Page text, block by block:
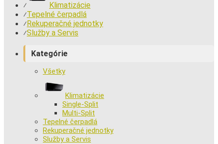
⁄ Klimatizácie
⁄Tepelné čerpadlá
⁄Rekuperačné jednotky
⁄Služby a Servis
Kategórie
Všetky
Klimatizácie
Single-Split
Multi-Split
Tepelné čerpadlá
Rekuperačné jednotky
Služby a Servis